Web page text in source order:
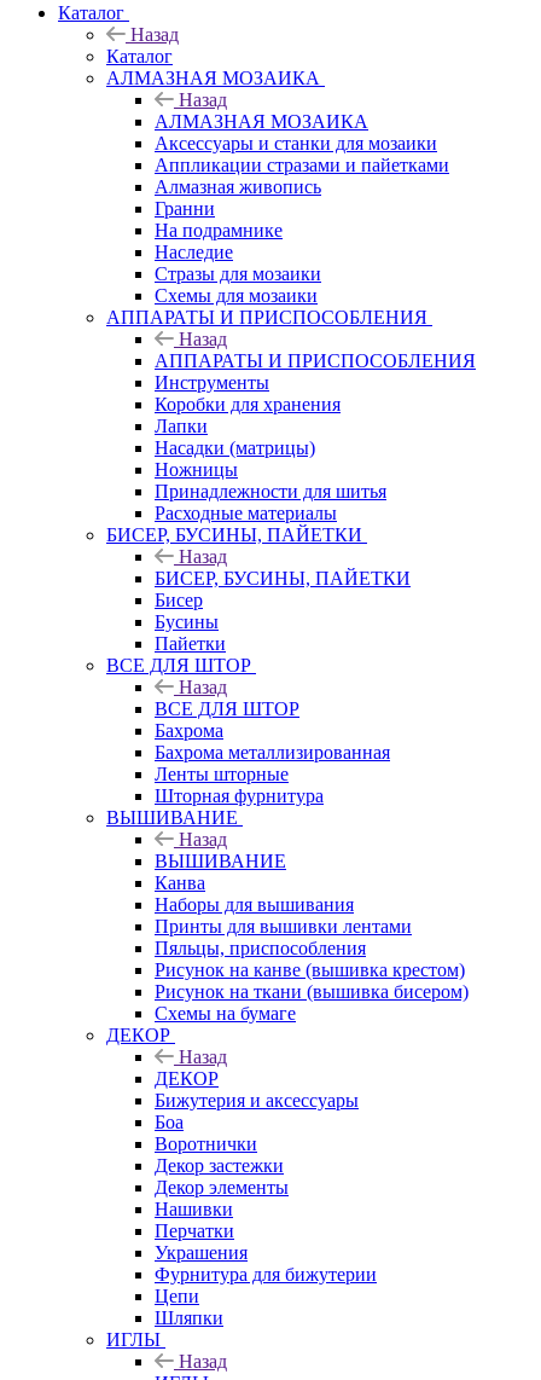
Каталог
Назад
Каталог
АЛМАЗНАЯ МОЗАИКА
Назад
АЛМАЗНАЯ МОЗАИКА
Аксессуары и станки для мозаики
Аппликации стразами и пайетками
Алмазная живопись
Гранни
На подрамнике
Наследие
Стразы для мозаики
Схемы для мозаики
АППАРАТЫ И ПРИСПОСОБЛЕНИЯ
Назад
АППАРАТЫ И ПРИСПОСОБЛЕНИЯ
Инструменты
Коробки для хранения
Лапки
Насадки (матрицы)
Ножницы
Принадлежности для шитья
Расходные материалы
БИСЕР, БУСИНЫ, ПАЙЕТКИ
Назад
БИСЕР, БУСИНЫ, ПАЙЕТКИ
Бисер
Бусины
Пайетки
ВСЕ ДЛЯ ШТОР
Назад
ВСЕ ДЛЯ ШТОР
Бахрома
Бахрома металлизированная
Ленты шторные
Шторная фурнитура
ВЫШИВАНИЕ
Назад
ВЫШИВАНИЕ
Канва
Наборы для вышивания
Принты для вышивки лентами
Пяльцы, приспособления
Рисунок на канве (вышивка крестом)
Рисунок на ткани (вышивка бисером)
Схемы на бумаге
ДЕКОР
Назад
ДЕКОР
Бижутерия и аксессуары
Боа
Воротнички
Декор застежки
Декор элементы
Нашивки
Перчатки
Украшения
Фурнитура для бижутерии
Цепи
Шляпки
ИГЛЫ
Назад